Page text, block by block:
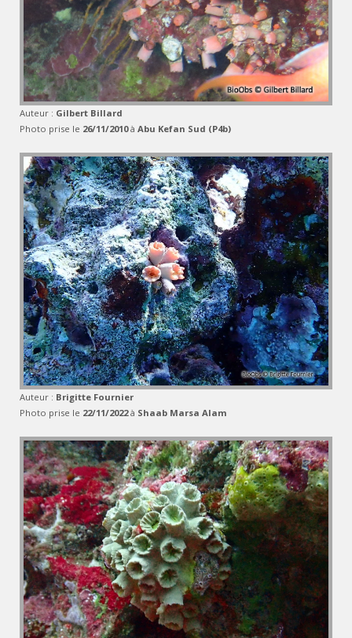
Auteur : Gilbert Billard
Photo prise le 26/11/2010à Abu Kefan Sud (P4b)
Auteur : Brigitte Fournier
Photo prise le 22/11/2022à Shaab Marsa Alam